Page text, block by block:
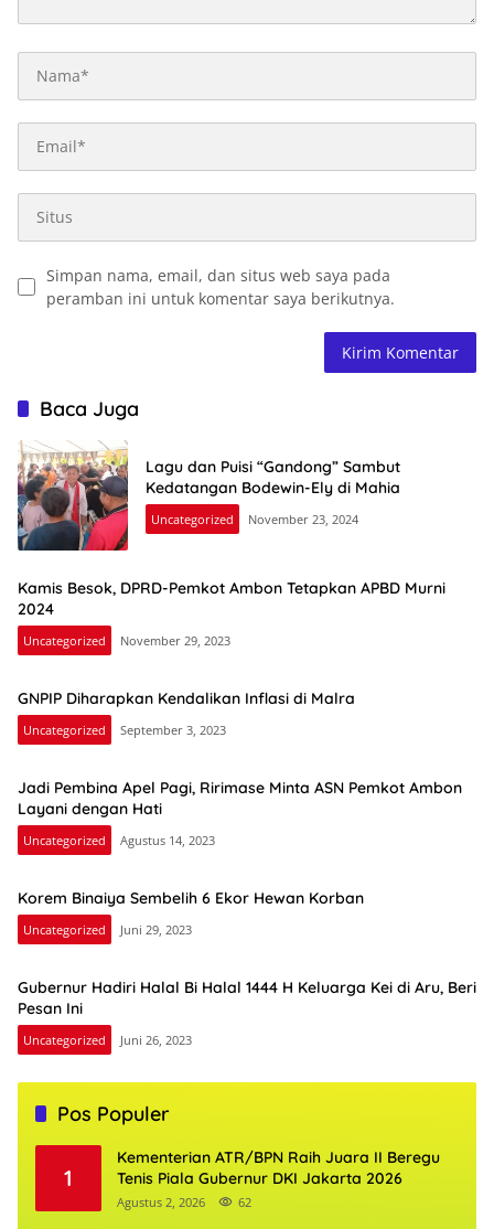
Simpan nama, email, dan situs web saya pada
peramban ini untuk komentar saya berikutnya.
Baca Juga
Lagu dan Puisi “Gandong” Sambut
Kedatangan Bodewin-Ely di Mahia
Uncategorized November 23, 2024
Kamis Besok, DPRD-Pemkot Ambon Tetapkan APBD Murni
2024
Uncategorized November 29, 2023
GNPIP Diharapkan Kendalikan Inflasi di Malra
Uncategorized September 3, 2023
Jadi Pembina Apel Pagi, Ririmase Minta ASN Pemkot Ambon
Layani dengan Hati
Uncategorized Agustus 14, 2023
Korem Binaiya Sembelih 6 Ekor Hewan Korban
Uncategorized Juni 29, 2023
Gubernur Hadiri Halal Bi Halal 1444 H Keluarga Kei di Aru, Beri
Pesan Ini
Uncategorized Juni 26, 2023
Pos Populer
1
Kementerian ATR/BPN Raih Juara II Beregu
Tenis Piala Gubernur DKI Jakarta 2026
Agustus 2, 2026 62